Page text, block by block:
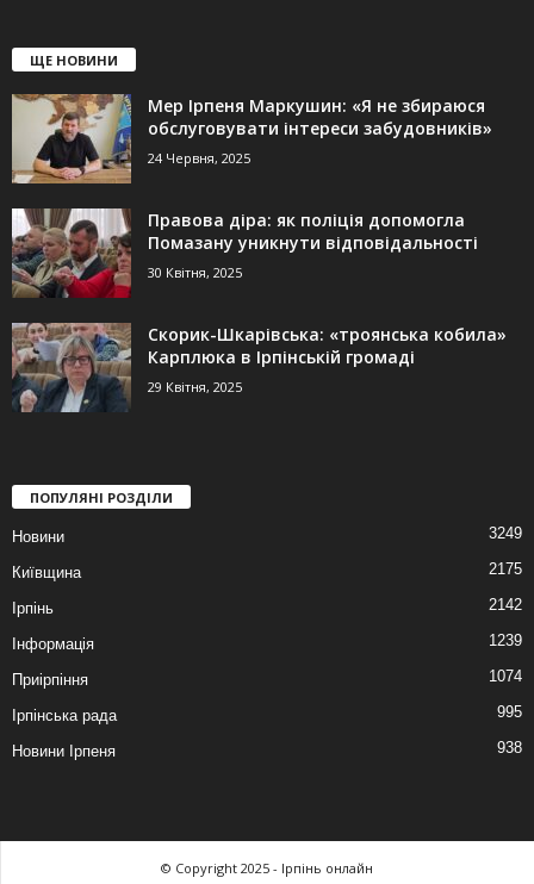
ЩЕ НОВИНИ
Мер Ірпеня Маркушин: «Я не збираюся
обслуговувати інтереси забудовників»
24 Червня, 2025
Правова діра: як поліція допомогла
Помазану уникнути відповідальності
30 Квітня, 2025
Скорик-Шкарівська: «троянська кобила»
Карплюка в Ірпінській громаді
29 Квітня, 2025
ПОПУЛЯНІ РОЗДІЛИ
Новини 3249
Київщина 2175
Ірпінь 2142
Інформація 1239
Приірпіння 1074
Ірпінська рада 995
Новини Ірпеня 938
© Copyright 2025 - Ірпінь онлайн